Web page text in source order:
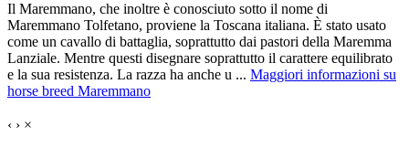
Il Maremmano, che inoltre è conosciuto sotto il nome di
Maremmano Tolfetano, proviene la Toscana italiana. È stato usato
come un cavallo di battaglia, soprattutto dai pastori della Maremma
Lanziale. Mentre questi disegnare soprattutto il carattere equilibrato
e la sua resistenza. La razza ha anche u ... Maggiori informazioni su
horse breed Maremmano
‹ › ×